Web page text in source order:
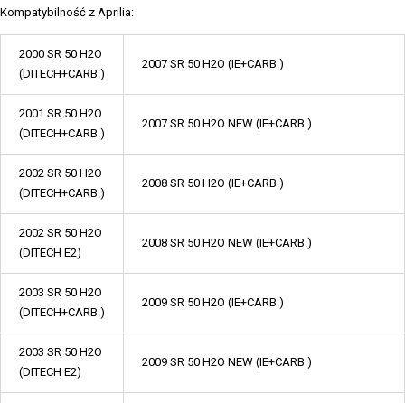
Kompatybilność z Aprilia:
2000 SR 50 H2O
(DITECH+CARB.)
2007 SR 50 H2O (IE+CARB.)
2001 SR 50 H2O
(DITECH+CARB.)
2007 SR 50 H2O NEW (IE+CARB.)
2002 SR 50 H2O
(DITECH+CARB.)
2008 SR 50 H2O (IE+CARB.)
2002 SR 50 H2O
(DITECH E2)
2008 SR 50 H2O NEW (IE+CARB.)
2003 SR 50 H2O
(DITECH+CARB.)
2009 SR 50 H2O (IE+CARB.)
2003 SR 50 H2O
(DITECH E2)
2009 SR 50 H2O NEW (IE+CARB.)